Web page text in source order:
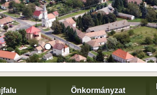
Önkormányzat